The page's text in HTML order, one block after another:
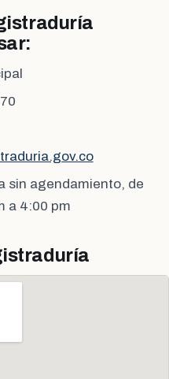
sin agendamiento, de
a 4:00 pm